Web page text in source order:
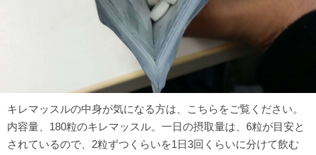
キレマッスルの中身が気になる方は、こちらをご覧ください。
内容量、180粒のキレマッスル。一日の摂取量は、6粒が目安と
されているので、2粒ずつくらいを1日3回くらいに分けて飲む